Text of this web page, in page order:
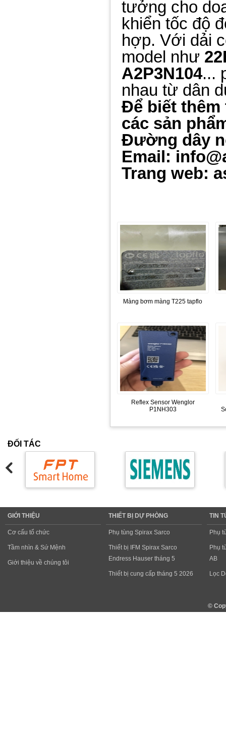
tưởng cho
khiển tốc độ
hợp. Với dải
model như
A2P3N104...
nhau từ dân
Để biết thêm
các sản
Đường dây
Email:
Trang web:
Màng bơm màng T225 tapflo
Reflex Sensor Wenglor
P1NH303
ĐỐI TÁC
GIỚI THIỆU
Cơ cấu tổ chức
Tầm nhìn & Sứ Mệnh
Giới thiệu về chúng tôi
THIẾT BỊ DỰ PHÒNG
Phụ tùng Spirax Sarco
Thiết bị IFM Spirax Sarco
Endress Hauser tháng 5
Thiết bị cung cấp tháng 5 2026
TIN
Phụ
Phụ
AB
Lọc
©